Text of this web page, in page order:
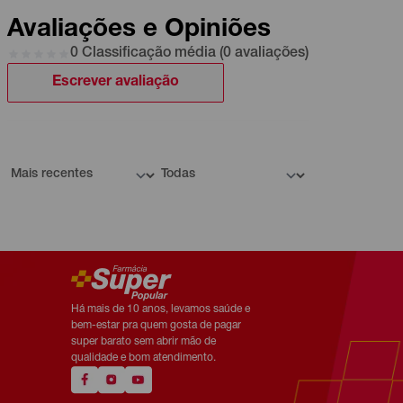
Avaliações e Opiniões
0 Classificação média (0 avaliações)
Escrever avaliação
Há mais de 10 anos, levamos saúde e
bem-estar pra quem gosta de pagar
super barato sem abrir mão de
qualidade e bom atendimento.